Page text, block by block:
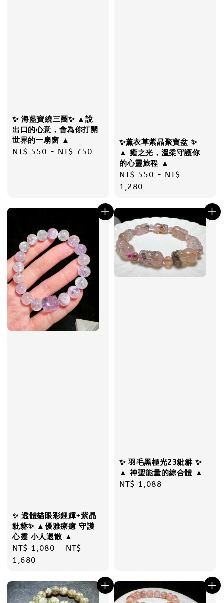
✨ 海藍寶繞三圈✨ ▲說
出口的心意，會為你打開
世界的一扇窗 ▲
Regular
NT$ 550 - NT$ 750
✨薰衣草紫晶聚寶盆 ✨
▲ 癒之光，溫柔守護你
的心靈旅程 ▲
Regular
price
NT$ 550 - NT$
1,280
✨ 透體貓眼彩鋰輝+紫晶
豼貅✨ ▲優雅療癒 守護
心靈 小人退散 ▲
Regular
price
NT$ 1,080 - NT$
1,680
✨ 羽毛黑極光23豼貅 ✨
▲ 神聖能量的綜合體 ▲
Regular
NT$ 1,088